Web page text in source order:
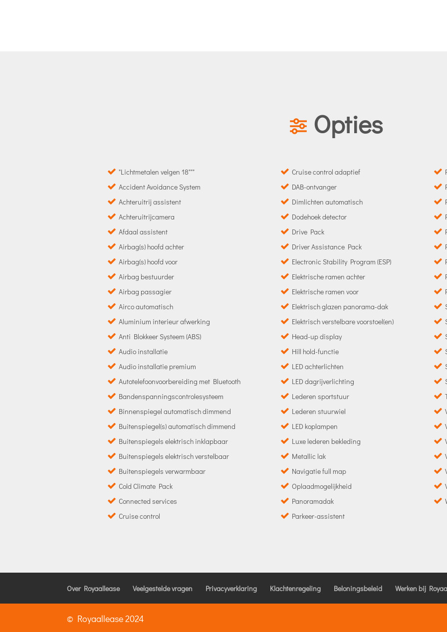
Opties
"Lichtmetalen velgen 18"""
Accident Avoidance System
Achteruitrij assistent
Achteruitrijcamera
Afdaal assistent
Airbag(s) hoofd achter
Airbag(s) hoofd voor
Airbag bestuurder
Airbag passagier
Airco automatisch
Aluminium interieur afwerking
Anti Blokkeer Systeem (ABS)
Audio installatie
Audio installatie premium
Autotelefoonvoorbereiding met Bluetooth
Bandenspanningscontrolesysteem
Binnenspiegel automatisch dimmend
Buitenspiegel(s) automatisch dimmend
Buitenspiegels elektrisch inklapbaar
Buitenspiegels elektrisch verstelbaar
Buitenspiegels verwarmbaar
Cold Climate Pack
Connected services
Cruise control
Cruise control adaptief
DAB-ontvanger
Dimlichten automatisch
Dodehoek detector
Drive Pack
Driver Assistance Pack
Electronic Stability Program (ESP)
Elektrische ramen achter
Elektrische ramen voor
Elektrisch glazen panorama-dak
Elektrisch verstelbare voorstoel(en)
Head-up display
Hill hold-functie
LED achterlichten
LED dagrijverlichting
Lederen sportstuur
Lederen stuurwiel
LED koplampen
Luxe lederen bekleding
Metallic lak
Navigatie full map
Oplaadmogelijkheid
Panoramadak
Parkeer-assistent
Over Royaallease Veelgestelde vragen Privacyverklaring Klachtenregeling Beloningsbeleid Werken bij
© Royaallease 2024